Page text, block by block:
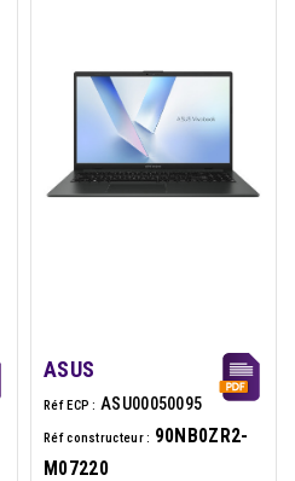
ASUS
Réf ECP : ASU00050095
Réf constructeur : 90NB0ZR2-
M07220